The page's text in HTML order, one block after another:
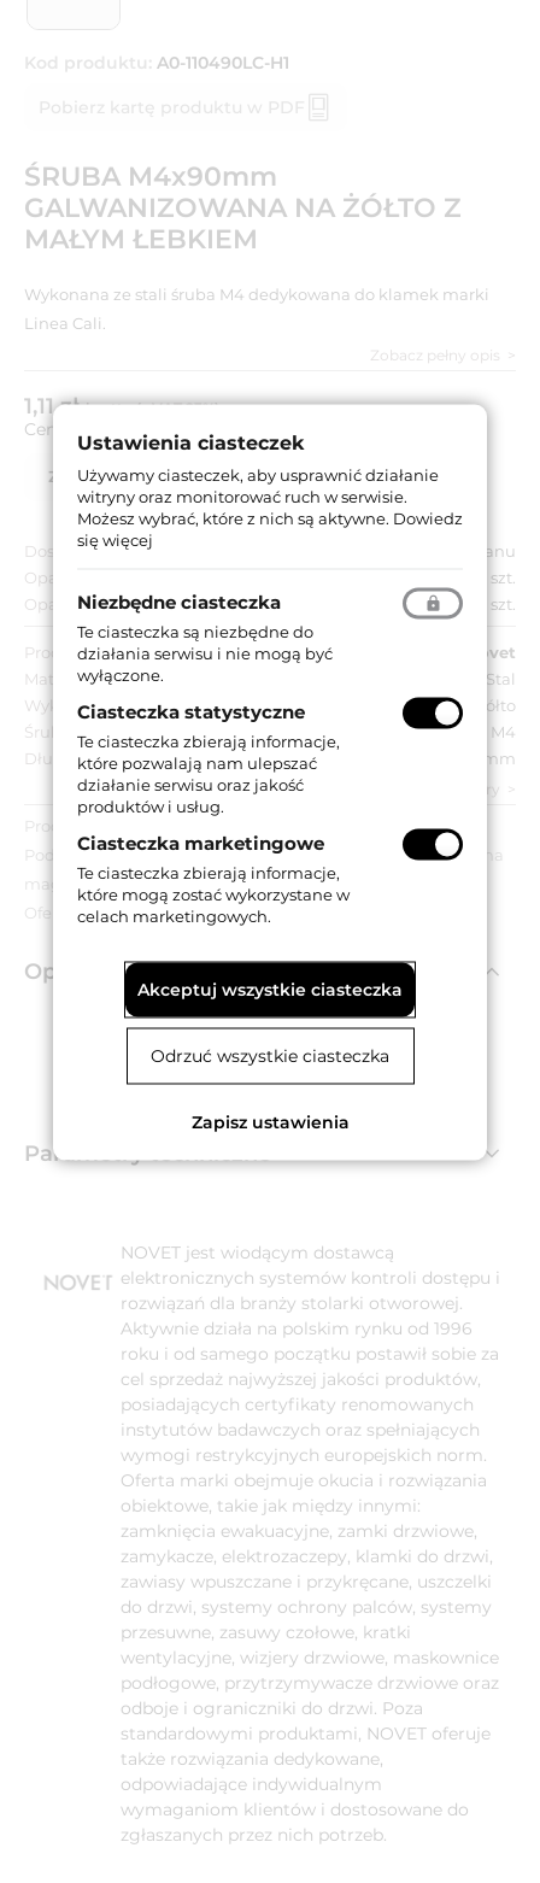
Kod produktu: A0-110490LC-H1
Pobierz kartę produktu w PDF
ŚRUBA M4x90mm
GALWANIZOWANA NA ŻÓŁTO Z
MAŁYM ŁEBKIEM
Wykonana ze stali śruba M4 dedykowana do klamek marki
Linea Cali.
Zobacz pełny opis
1,11 złbrutto (z VAT 23%)
Cena za:
Zapytaj o produkt Lista partnerów
Dostępność:
Do wyczerpania stanu
Opakowanie jednostkowe:
100 szt.
Opakowanie zbiorcze:
100 szt.
Producent:
Novet
Materiał:
Stal
Wykończenie:
Galwanizowane na żółto
Śruba:
M4
Długość:
90 mm
zobacz wszystkie parametry
Produkt wyprzedażowy.
Podana cena dotyczy wyłącznie towarów znajdujących się na
magazynie.
Oferta obowiązuje do wyczerpania zapasów.
Opis produktu
Śruba M4x90 mm z małym łebkiem.
Dedykowana do klamek marki Linea Cali.
galwanizowanym na żółto.
Parametry techniczne
NOVET jest wiodącym dostawcą
elektronicznych systemów kontroli dostępu i
rozwiązań dla branży stolarki otworowej.
Aktywnie działa na polskim rynku od 1996
roku i od samego początku postawił sobie za
cel sprzedaż najwyższej jakości produktów,
posiadających certyfikaty renomowanych
instytutów badawczych oraz spełniających
wymogi restrykcyjnych europejskich norm.
Oferta marki obejmuje okucia i rozwiązania
obiektowe, takie jak między innymi:
zamknięcia ewakuacyjne, zamki drzwiowe,
zamykacze, elektrozaczepy, klamki do drzwi,
zawiasy wpuszczane i przykręcane, uszczelki
do drzwi, systemy ochrony palców, systemy
przesuwne, zasuwy czołowe, kratki
wentylacyjne, wizjery drzwiowe, maskownice
podłogowe, przytrzymywacze drzwiowe oraz
odboje i ograniczniki do drzwi. Poza
standardowymi produktami, NOVET oferuje
także rozwiązania dedykowane,
odpowiadające indywidualnym
wymaganiom klientów i dostosowane do
zgłaszanych przez nich potrzeb.
Ustawienia ciasteczek
Używamy ciasteczek, aby usprawnić działanie
witryny oraz monitorować ruch w serwisie.
Możesz wybrać, które z nich są aktywne. Dowiedz
się więcej
Niezbędne ciasteczka
Te ciasteczka są niezbędne do
działania serwisu i nie mogą być
wyłączone.
Ciasteczka statystyczne
Te ciasteczka zbierają informacje,
które pozwalają nam ulepszać
działanie serwisu oraz jakość
produktów i usług.
Ciasteczka marketingowe
Te ciasteczka zbierają informacje,
które mogą zostać wykorzystane w
celach marketingowych.
Akceptuj wszystkie ciasteczka
Odrzuć wszystkie ciasteczka
Zapisz ustawienia